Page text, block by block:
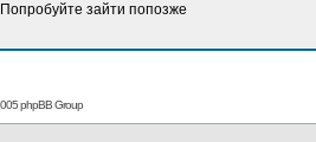
зайти попозже
phpBB Group